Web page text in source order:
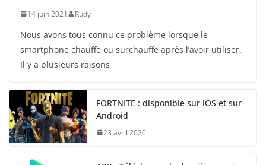
14 juin 2021 Rudy
Nous avons tous connu ce problème lorsque le
smartphone chauffe ou surchauffe après l’avoir utiliser.
Il y a plusieurs raisons
FORTNITE : disponible sur iOS et sur
Android
23 avril 2020